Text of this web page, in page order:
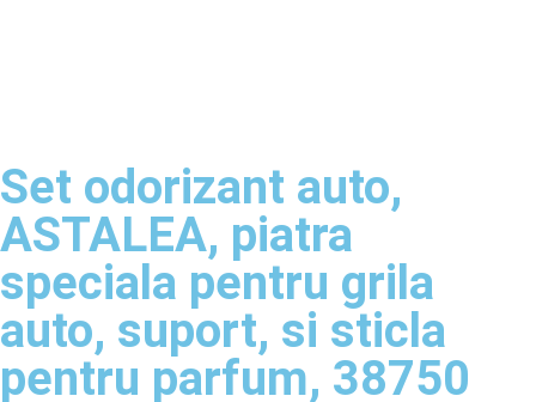
Set odorizant auto,
ASTALEA, piatra
speciala pentru grila
auto, suport, si sticla
pentru parfum, 38750